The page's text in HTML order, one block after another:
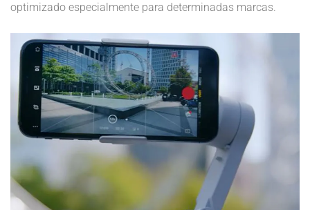
optimizado especialmente para determinadas marcas.